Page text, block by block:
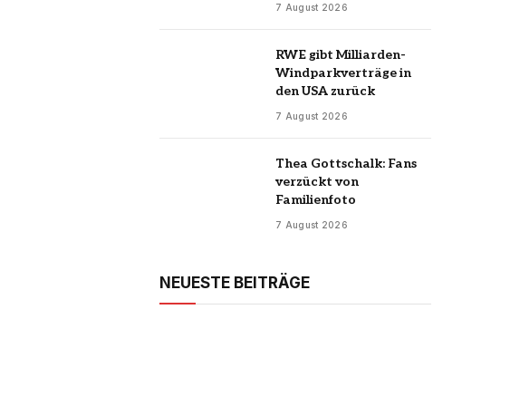
7 August 2026
RWE gibt Milliarden-
Windparkverträge in
den USA zurück
7 August 2026
Thea Gottschalk: Fans
verzückt von
Familienfoto
7 August 2026
NEUESTE BEITRÄGE